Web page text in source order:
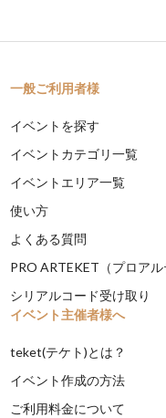
一般ご利用者様
イベントを探す
イベントカテゴリ一覧
イベントエリア一覧
使い方
よくある質問
PRO ARTEKET（プロアル
シリアルコード受け取り
イベント主催者様へ
teket(テケト)とは？
イベント作成の方法
ご利用料金について